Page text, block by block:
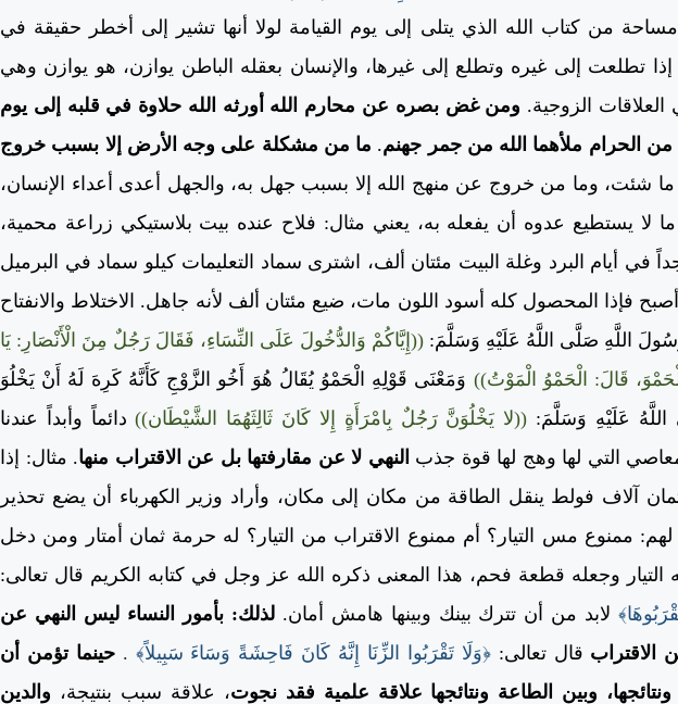
من كتاب الله الذي يتلى إلى يوم القيامة لولا أنها تشير إلى أخطر حقيقة في
إذا تطلعت إلى غيره وتطلع إلى غيرها، والإنسان بعقله الباطن يوازن، هو يوازن وهي
الزوجية. ومن غض بصره عن محارم الله أورثه الله حلاوة في قلبه إلى يوم
من الحرام ملأهما الله من جمر جهنم. ما من مشكلة على وجه الأرض إلا بسبب خروج
شئت، وما من خروج عن منهج الله إلا بسبب جهل به، والجهل أعدى أعداء الإنسان،
لا يستطيع عدوه أن يفعله به، يعني مثال: فلاح عنده بيت بلاستيكي زراعة محمية،
في أيام البرد وغلة البيت مئتان ألف، اشترى سماد التعليمات كيلو سماد في البرميل
فإذا المحصول كله أسود اللون مات، ضيع مئتان ألف لأنه جاهل. الاختلاط والانفتاح
اللَّهِ صَلَّى اللَّهُ عَلَيْهِ وَسَلَّمَ: ((إِيَّاكُمْ وَالدُّخُولَ عَلَى النِّسَاءِ، فَقَالَ رَجُلٌ مِنَ الْأَنْصَارِ: يَا
قَالَ: الْحَمْوُ الْمَوْتُ)) وَمَعْنَى قَوْلِهِ الْحَمْوُ يُقَالُ هُوَ أَخُو الزَّوْجِ كَأَنَّهُ كَرِهَ لَهُ أَنْ يَخْلُوَ
اللَّهُ عَلَيْهِ وَسَلَّمَ: ((لا يَخْلُوَنَّ رَجُلٌ بِامْرَأَةٍ إِلا كَانَ ثَالِثَهُمَا الشَّيْطَان)) دائماً وأبداً عندنا
التي لها وهج لها قوة جذب النهي لا عن مقارفتها بل عن الاقتراب منها. مثال: إذا
آلاف فولط ينقل الطاقة من مكان إلى مكان، وأراد وزير الكهرباء أن يضع تحذير
لهم: ممنوع مس التيار؟ أم ممنوع الاقتراب من التيار؟ له حرمة ثمان أمتار ومن دخل
التيار وجعله قطعة فحم، هذا المعنى ذكره الله عز وجل في كتابه الكريم قال تعالى:
لابد من أن تترك بينك وبينها هامش أمان.لذلك: بأمور النساء ليس النهي عن
الاقتراب قال تعالى:﴿وَلَا تَقْرَبُوا الزِّنَا إِنَّهُ كَانَ فَاحِشَةً وَسَاءَ سَبِيلاً﴾ .حينما تؤمن أن
ونتائجها، وبين الطاعة ونتائجها علاقة علمية فقد نجوت، علاقة سبب بنتيجة، والدين